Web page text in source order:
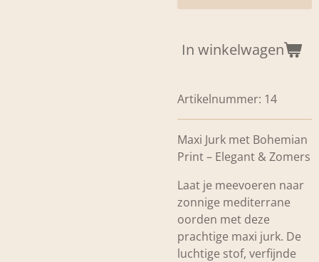
In winkelwagen
Artikelnummer: 14
Maxi Jurk met Bohemian
Print – Elegant & Zomers
Laat je meevoeren naar
zonnige mediterrane
oorden met deze
prachtige maxi jurk. De
luchtige stof, verfijnde